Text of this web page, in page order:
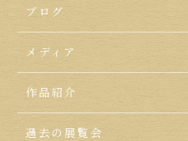
ブログ
メディア
作品紹介
過去の展覧会